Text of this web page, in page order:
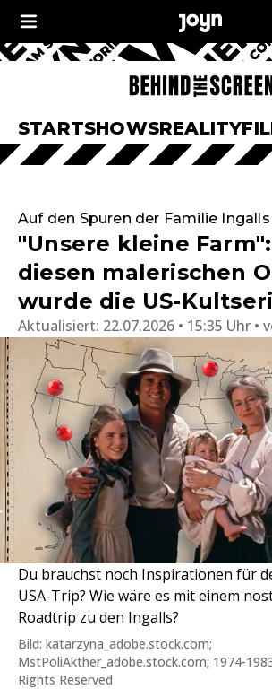
STARTSHOWSREALITY
Auf den Spuren der Familie Ingalls
"Unsere kleine
diesen malerischen
wurde die US-
Aktualisiert: 22.07.2026 • 15:35 Uhr
Du brauchst noch Inspirationen für
USA-Trip? Wie wäre es mit einem
Roadtrip zu den Ingalls?
Bild: katarzyna_adobe.stock.com;
MstPoliAkther_adobe.stock.com; 1974-
Rights Reserved